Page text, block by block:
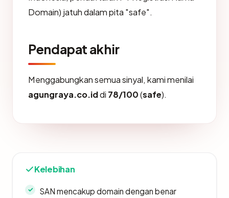
Domain) jatuh dalam pita "safe".
Pendapat akhir
Menggabungkan semua sinyal, kami menilai
agungraya.co.iddi 78/100(safe).
Kelebihan
SAN mencakup domain dengan benar